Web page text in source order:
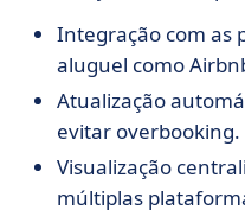
Integração com as
aluguel como
Atualização
evitar overbooking.
Visualização
múltiplas